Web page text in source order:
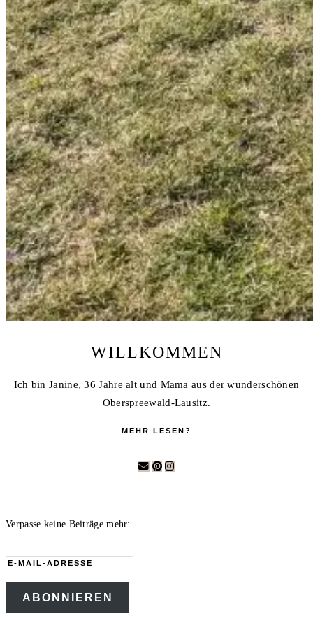
WILLKOMMEN
Ich bin Janine, 36 Jahre alt und Mama aus der wunderschönen
Oberspreewald-Lausitz.
MEHR LESEN?
Verpasse keine Beiträge mehr:
E-
Mail-
Adresse
ABONNIEREN